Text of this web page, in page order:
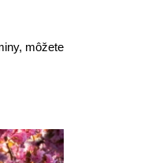
môžete